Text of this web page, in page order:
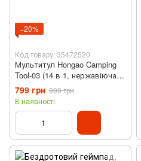
−20%
Код товару: 35472520
Мультитул Hongao Camping
Tool-03 (14 в 1, нержавіюча
сталь)
799 грн 999 грн
В наявності